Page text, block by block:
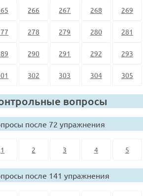
266 267 268 269
278 279 280 281
290 291 292 293
302 303 304 305
вопросы
после 72 упражнения
1 2 3 4 5
после 141 упражнения